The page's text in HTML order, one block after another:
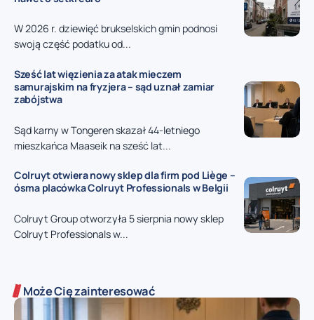
W 2026 r. dziewięć brukselskich gmin podnosi
swoją część podatku od...
Sześć lat więzienia za atak mieczem
samurajskim na fryzjera – sąd uznał zamiar
zabójstwa
Sąd karny w Tongeren skazał 44-letniego
mieszkańca Maaseik na sześć lat...
Colruyt otwiera nowy sklep dla firm pod Liège –
ósma placówka Colruyt Professionals w Belgii
Colruyt Group otworzyła 5 sierpnia nowy sklep
Colruyt Professionals w...
Może Cię zainteresować